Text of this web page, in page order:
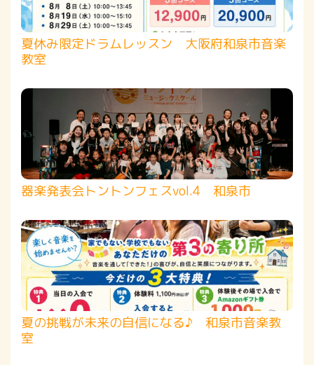
夏休み限定ドラムレッスン 大阪府和泉市音楽
教室
器楽発表会トントンフェスvol.4 和泉市
夏の挑戦が未来の自信になる♪ 和泉市音楽教
室